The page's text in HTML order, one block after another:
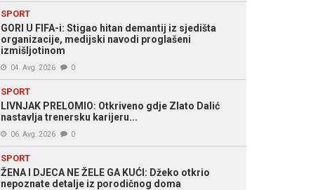
SPORT
GORI U FIFA-i: Stigao hitan demantij iz sjedišta
organizacije, medijski navodi proglašeni
izmišljotinom
04. Avg. 2026 0
SPORT
LIVNJAK PRELOMIO: Otkriveno gdje Zlato Dalić
nastavlja trenersku karijeru...
06. Avg. 2026 0
SPORT
ŽENA I DJECA NE ŽELE GA KUĆI: Džeko otkrio
nepoznate detalje iz porodičnog doma